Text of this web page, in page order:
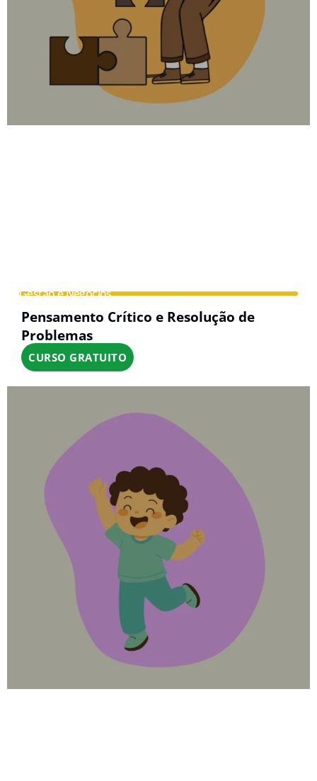
Gestão e Negócios
Pensamento Crítico e Resolução de
Problemas
CURSO GRATUITO